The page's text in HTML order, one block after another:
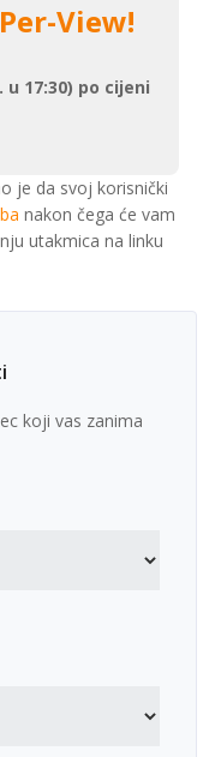
View!
u 17:30) po cijeni
je da svoj korisnički
nakon čega će vam
utakmica na linku
koji vas zanima